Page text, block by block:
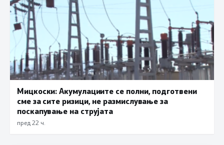
Мицкоски: Акумулациите се полни, подготвени
сме за сите ризици, не размислување за
поскапување на струјата
пред 22 ч.